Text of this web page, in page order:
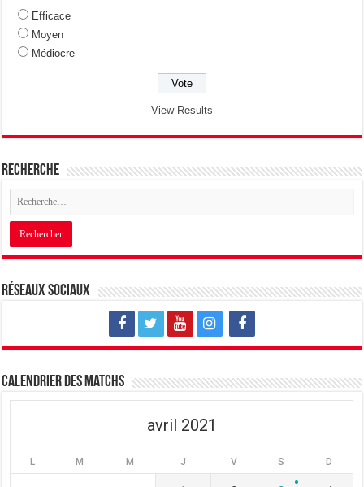
Efficace
Moyen
Médiocre
View Results
Recherche
Réseaux sociaux
Calendrier des matchs
avril 2021
L M M J V S D